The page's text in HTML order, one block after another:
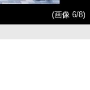
(画像 6/8)